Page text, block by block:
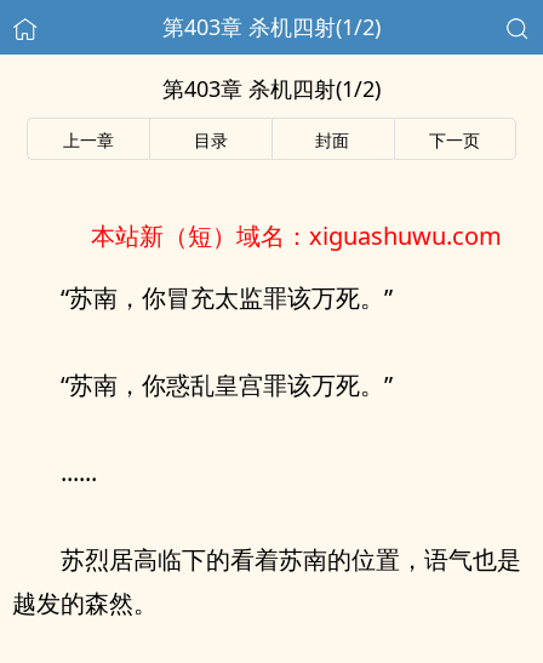
第403章 杀机四射(1/2)
第403章 杀机四射(1/2)
上一章 目录 封面 下一页
本站新（短）域名：xiguashuwu.com
“苏南，你冒充太监罪该万死。”
“苏南，你惑乱皇宫罪该万死。”
......
苏烈居高临下的看着苏南的位置，语气也是
越发的森然。